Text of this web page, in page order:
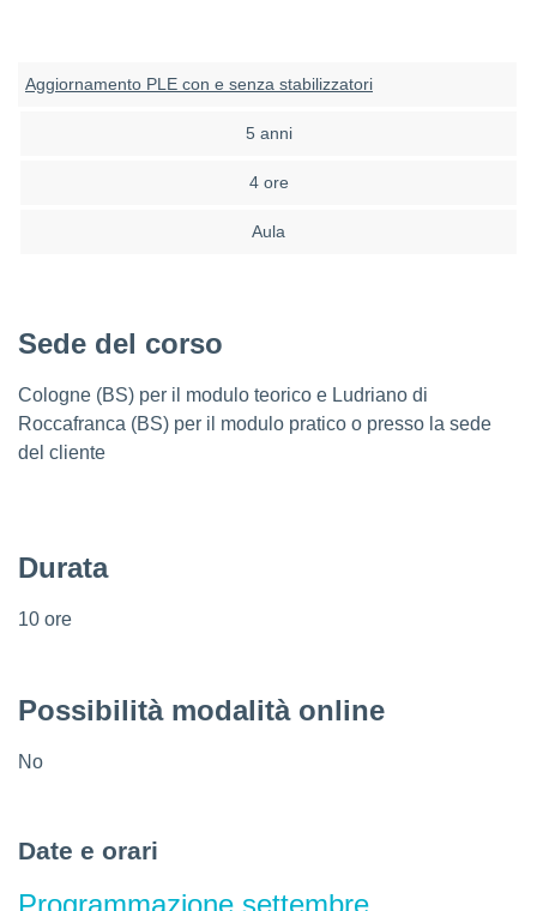
Aggiornamento PLE con e senza stabilizzatori
5 anni
4 ore
Aula
Sede del corso
Cologne (BS) per il modulo teorico e Ludriano di
Roccafranca (BS) per il modulo pratico o presso la sede
del cliente
Durata
10 ore
Possibilità modalità online
No
Date e orari
Programmazione settembre